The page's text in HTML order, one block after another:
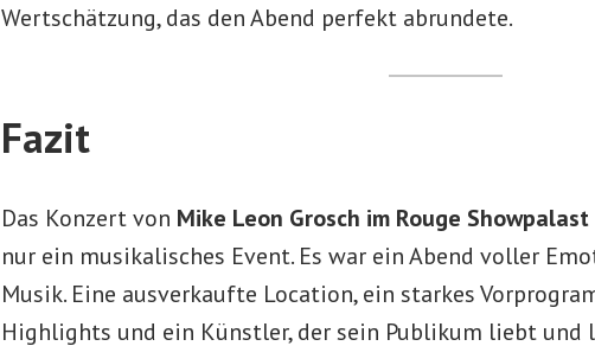
Wertschätzung, das den Abend perfekt abrundete.
Fazit
Das Konzert von Mike Leon Grosch im Rouge Showpalast
nur ein musikalisches Event. Es war ein Abend voller
Musik. Eine ausverkaufte Location, ein starkes
Highlights und ein Künstler, der sein Publikum liebt und